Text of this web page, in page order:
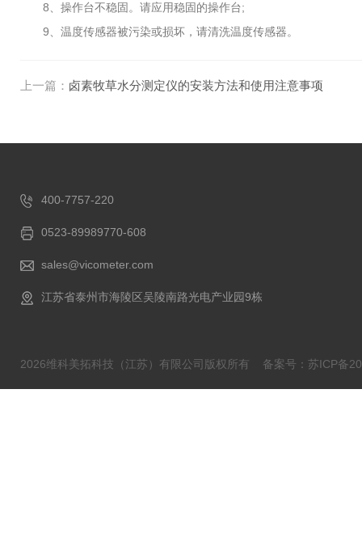
8、操作台不稳固。请应用稳固的操作台;
9、温度传感器被污染或损坏，请清洗温度传感器。
上一篇： 卤素牧草水分测定仪的安装方法和使用注意事项
400-7757-220
0523-89989770-608
sales@vicometer.com
江苏省泰州市海陵区吴陵南路光电产业园9栋
2026维科美拓科技（江苏）有限公司版权所有 备案号：苏ICP备